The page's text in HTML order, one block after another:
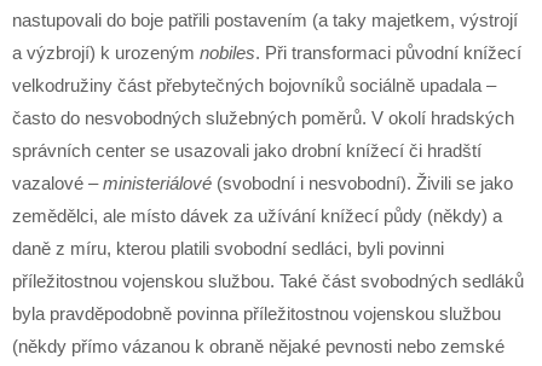
nastupovali do boje patřili postavením (a taky majetkem, výstrojí
a výzbrojí) k urozeným nobiles. Při transformaci původní knížecí
velkodružiny část přebytečných bojovníků sociálně upadala –
často do nesvobodných služebných poměrů. V okolí hradských
správních center se usazovali jako drobní knížecí či hradští
vazalové –ministeriálové (svobodní i nesvobodní). Živili se jako
zemědělci, ale místo dávek za užívání knížecí půdy (někdy) a
daně z míru, kterou platili svobodní sedláci, byli povinni
příležitostnou vojenskou službou. Také část svobodných sedláků
byla pravděpodobně povinna příležitostnou vojenskou službou
(někdy přímo vázanou k obraně nějaké pevnosti nebo zemské